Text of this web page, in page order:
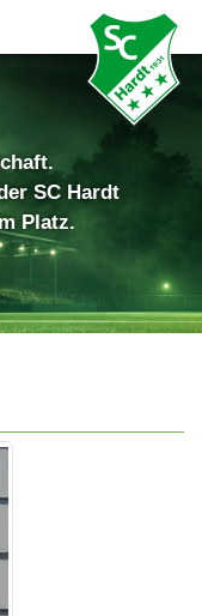
SC Hardt
Platz.